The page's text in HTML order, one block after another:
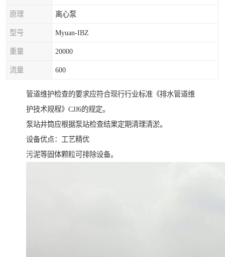
原理 离心泵
型号 Myuan-IBZ
重量 20000
流量 600
管道维护检查的要求应符合现行行业标准《排水管道维
护技术规程》CJJ6的规定。
泵站井筒应根据泵站检查结果定期清理清淤。
设备优点：工艺精优
污泥等固体颗粒可排除设备。